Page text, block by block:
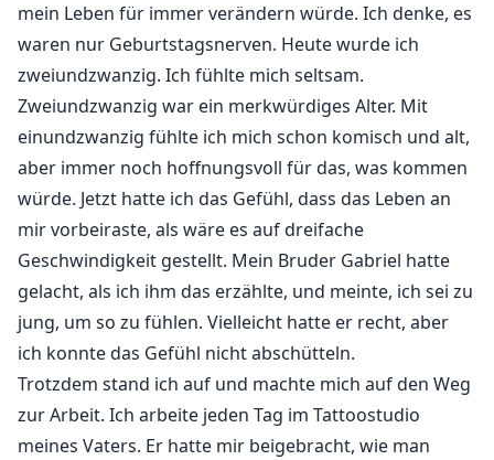
Ginevra Espocito wurde in eine niedere Mafiafamilie
hineingeboren, aber das Schicksal führte dazu, dass
sie eine Nacht mit Julian Rivera verbrachte, dem
mächtigen, dominanten Oberhaupt einer
hochrangigen Mafia.
Ihre langjährige geheime Liebe scheint ein gutes Ende
zu nehmen. Sie verliebten sich ineinander und
hinterließen überall Spuren ihrer Liebe.
Doch das Schicksal scheint einen weiteren Streich zu
spielen: Sie ist schwanger, nur um herauszufinden,
dass Julian mit einer anderen Frau verlobt ist.
Sie weinte und umarmte ihren besten Freund, der
heimlich in sie verliebt war, aber Julian flehte sie an,
zurückzukommen, und erklärte seine Bereitschaft,
alles für sie aufzugeben.
mein Leben für immer verändern würde. Ich denke, es
waren nur Geburtstagsnerven. Heute wurde ich
zweiundzwanzig. Ich fühlte mich seltsam.
Zweiundzwanzig war ein merkwürdiges Alter. Mit
einundzwanzig fühlte ich mich schon komisch und alt,
aber immer noch hoffnungsvoll für das, was kommen
würde. Jetzt hatte ich das Gefühl, dass das Leben an
mir vorbeiraste, als wäre es auf dreifache
Geschwindigkeit gestellt. Mein Bruder Gabriel hatte
gelacht, als ich ihm das erzählte, und meinte, ich sei zu
jung, um so zu fühlen. Vielleicht hatte er recht, aber
ich konnte das Gefühl nicht abschütteln.
Trotzdem stand ich auf und machte mich auf den Weg
zur Arbeit. Ich arbeite jeden Tag im Tattoostudio
meines Vaters. Er hatte mir beigebracht, wie man